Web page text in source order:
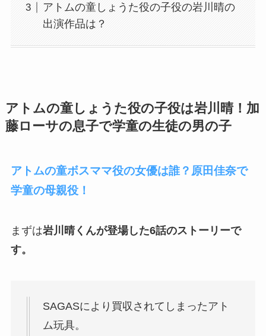
アトムの童しょうた役の子役の岩川晴の
出演作品は？
アトムの童しょうた役の子役は岩川晴！加
藤ローサの息子で学童の生徒の男の子
アトムの童ボスママ役の女優は誰？原田佳奈で
学童の母親役！
まずは岩川晴くんが登場した6話のストーリーで
す。
SAGASにより買収されてしまったアト
ム玩具。